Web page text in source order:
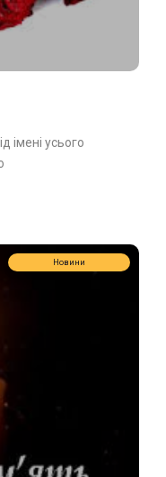
імені усього
Новини